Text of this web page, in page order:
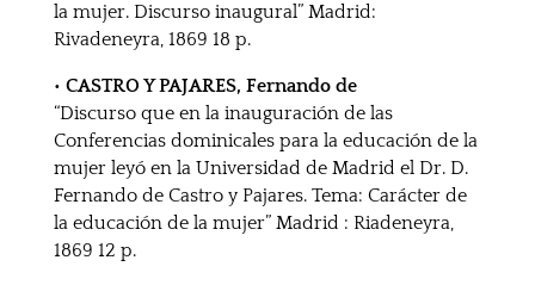
la mujer. Discurso inaugural” Madrid:
Rivadeneyra, 1869 18 p.
• CASTRO Y PAJARES, Fernando de
“Discurso que en la inauguración de las
Conferencias dominicales para la educación de la
mujer leyó en la Universidad de Madrid el Dr. D.
Fernando de Castro y Pajares. Tema: Carácter de
la educación de la mujer” Madrid : Riadeneyra,
1869 12 p.